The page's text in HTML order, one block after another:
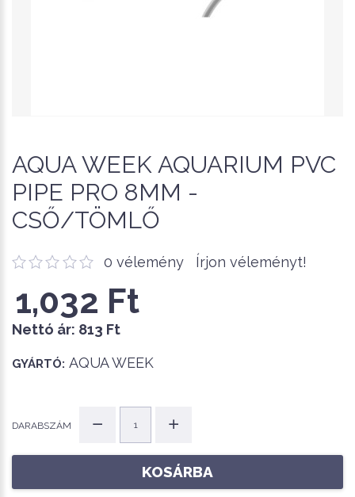
AQUA WEEK AQUARIUM PVC
PIPE PRO 8MM -
CSŐ/TÖMLŐ
0 vélemény Írjon véleményt!
1,032 Ft
Nettó ár: 813 Ft
GYÁRTÓ: AQUA WEEK
DARABSZÁM
KOSÁRBA